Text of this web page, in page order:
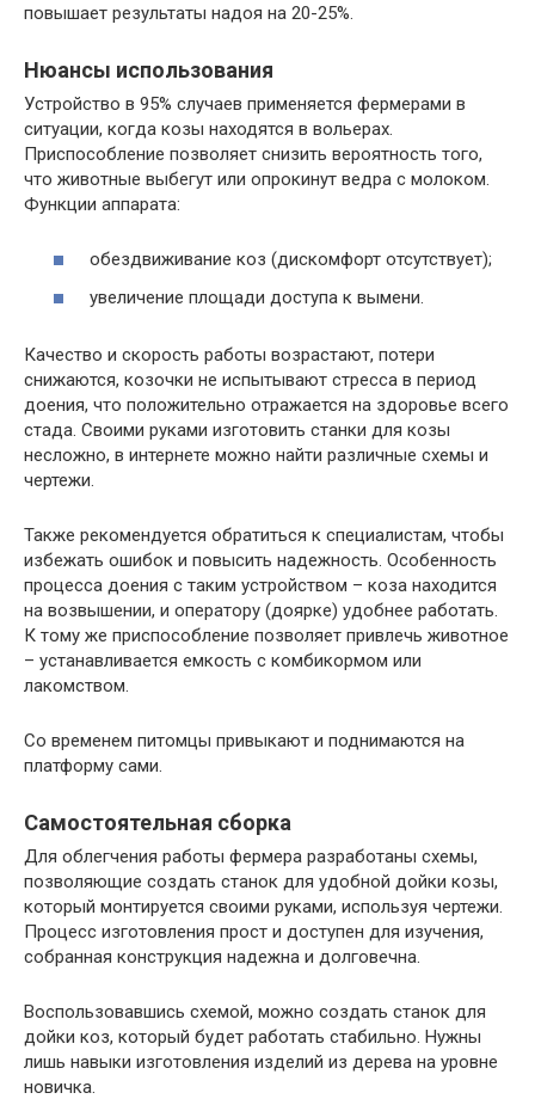
повышает результаты надоя на 20-25%.
Нюансы использования
Устройство в 95% случаев применяется фермерами в
ситуации, когда козы находятся в вольерах.
Приспособление позволяет снизить вероятность того,
что животные выбегут или опрокинут ведра с молоком.
Функции аппарата:
обездвиживание коз (дискомфорт отсутствует);
увеличение площади доступа к вымени.
Качество и скорость работы возрастают, потери
снижаются, козочки не испытывают стресса в период
доения, что положительно отражается на здоровье всего
стада. Своими руками изготовить станки для козы
несложно, в интернете можно найти различные схемы и
чертежи.
Также рекомендуется обратиться к специалистам, чтобы
избежать ошибок и повысить надежность. Особенность
процесса доения с таким устройством – коза находится
на возвышении, и оператору (доярке) удобнее работать.
К тому же приспособление позволяет привлечь животное
– устанавливается емкость с комбикормом или
лакомством.
Со временем питомцы привыкают и поднимаются на
платформу сами.
Самостоятельная сборка
Для облегчения работы фермера разработаны схемы,
позволяющие создать станок для удобной дойки козы,
который монтируется своими руками, используя чертежи.
Процесс изготовления прост и доступен для изучения,
собранная конструкция надежна и долговечна.
Воспользовавшись схемой, можно создать станок для
дойки коз, который будет работать стабильно. Нужны
лишь навыки изготовления изделий из дерева на уровне
новичка.